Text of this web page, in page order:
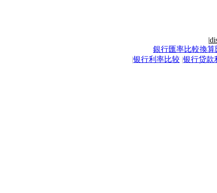
|
銀行匯率比較換算
|银行利率比较 |银行贷款